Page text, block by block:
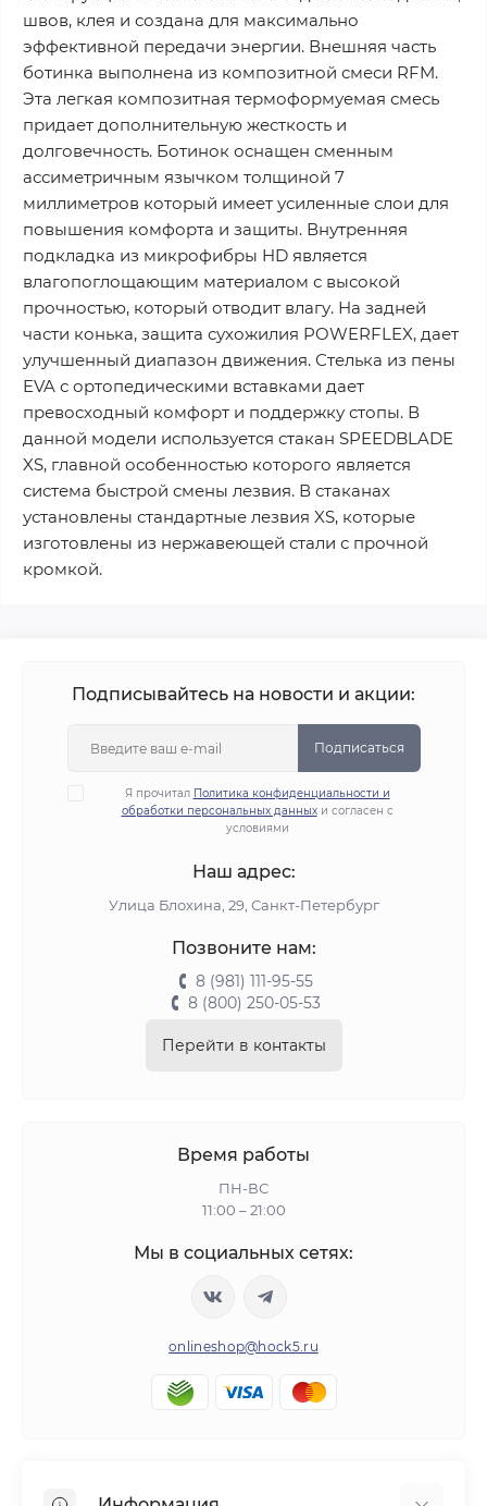
швов, клея и создана для максимально
эффективной передачи энергии. Внешняя часть
ботинка выполнена из композитной смеси RFM.
Эта легкая композитная термоформуемая смесь
придает дополнительную жесткость и
долговечность. Ботинок оснащен сменным
ассиметричным язычком толщиной 7
миллиметров который имеет усиленные слои для
повышения комфорта и защиты. Внутренняя
подкладка из микрофибры HD является
влагопоглощающим материалом с высокой
прочностью, который отводит влагу. На задней
части конька, защита сухожилия POWERFLEX, дает
улучшенный диапазон движения. Стелька из пены
EVA с ортопедическими вставками дает
превосходный комфорт и поддержку стопы. В
данной модели используется стакан SPEEDBLADE
XS, главной особенностью которого является
система быстрой смены лезвия. В стаканах
установлены стандартные лезвия XS, которые
изготовлены из нержавеющей стали с прочной
кромкой.
Подписывайтесь на новости и акции:
Подписаться
Я прочитал Политика конфиденциальности и
обработки персональных данныхи согласен с
условиями
Наш адрес:
Улица Блохина, 29, Санкт-Петербург
Позвоните нам:
8 (981) 111-95-55
8 (800) 250-05-53
Перейти в контакты
Время работы
ПН-ВС
11:00 – 21:00
Мы в социальных сетях:
onlineshop@hock5.ru